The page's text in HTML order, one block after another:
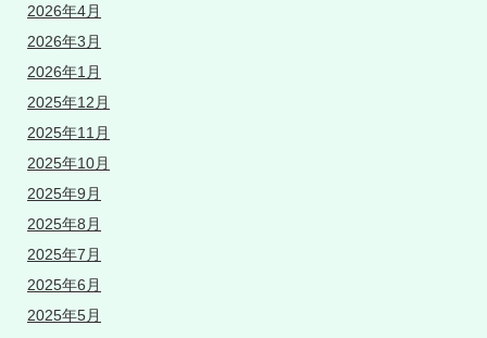
2026年4月
2026年3月
2026年1月
2025年12月
2025年11月
2025年10月
2025年9月
2025年8月
2025年7月
2025年6月
2025年5月